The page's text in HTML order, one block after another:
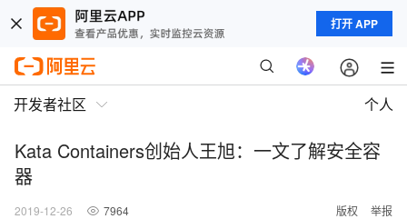
打开 APP
开发者社区 个人
Kata Containers创始人王旭：一文了解安全容
器
2019-12-26 7964 版权 举报